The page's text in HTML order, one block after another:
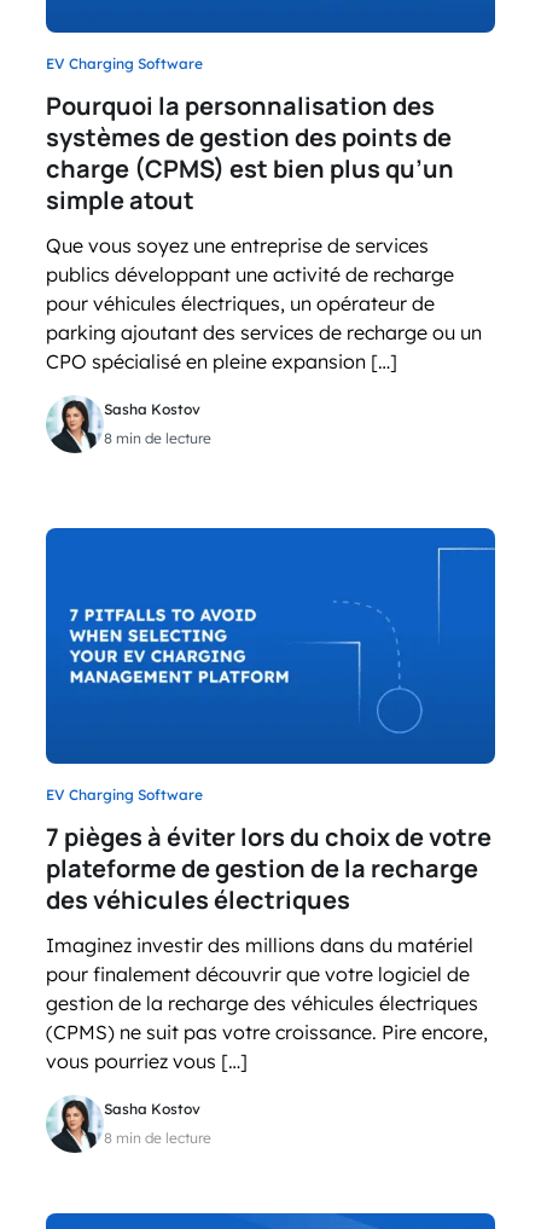
EV Charging Software
Pourquoi la personnalisation des
systèmes de gestion des points de
charge (CPMS) est bien plus qu’un
simple atout
Que vous soyez une entreprise de services
publics développant une activité de recharge
pour véhicules électriques, un opérateur de
parking ajoutant des services de recharge ou un
CPO spécialisé en pleine expansion […]
Sasha Kostov
8 min de lecture
EV Charging Software
7 pièges à éviter lors du choix de votre
plateforme de gestion de la recharge
des véhicules électriques
Imaginez investir des millions dans du matériel
pour finalement découvrir que votre logiciel de
gestion de la recharge des véhicules électriques
(CPMS) ne suit pas votre croissance. Pire encore,
vous pourriez vous […]
Sasha Kostov
8 min de lecture